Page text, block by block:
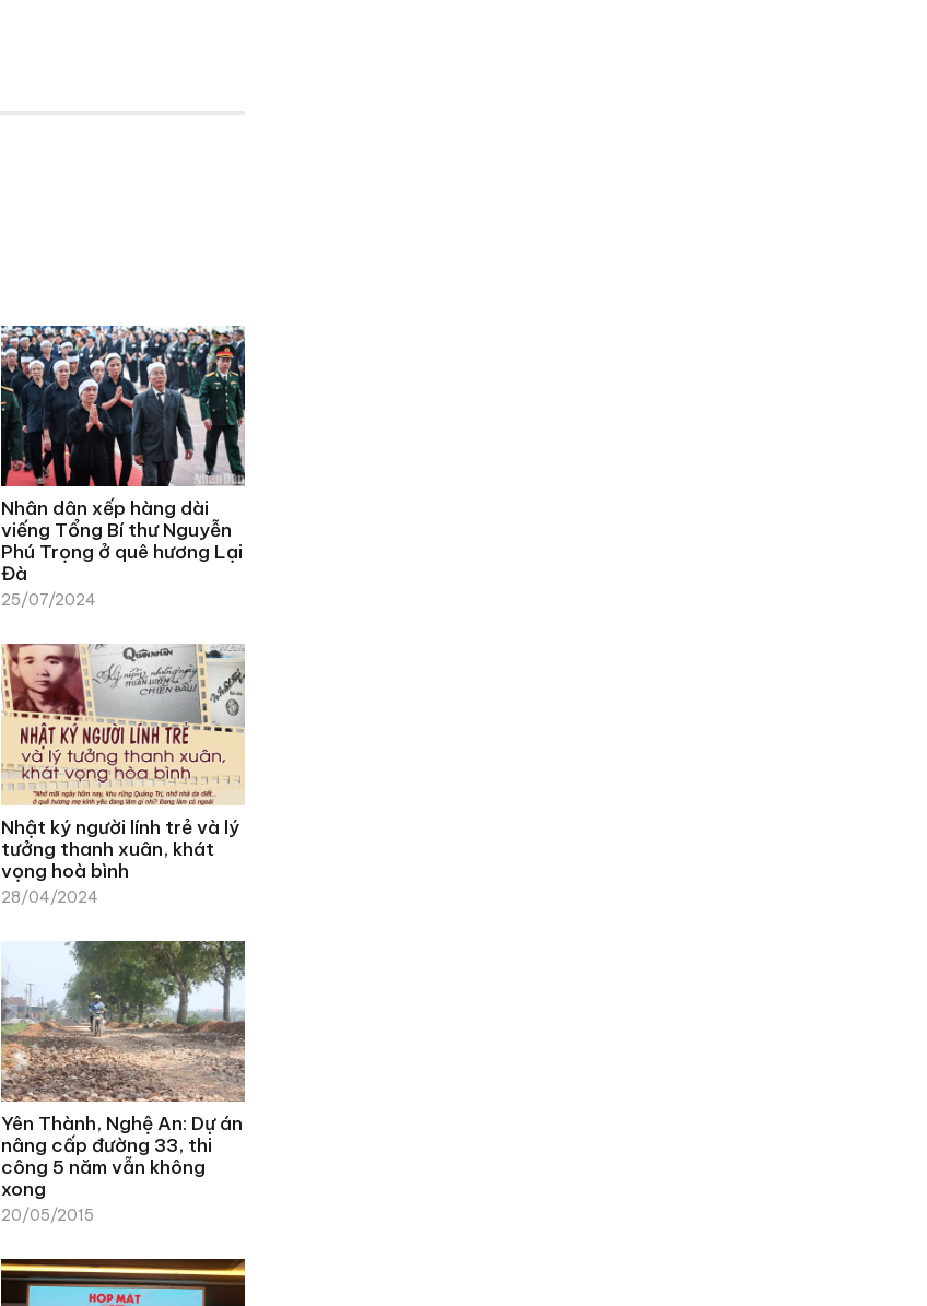
Nhân dân xếp hàng dài
viếng Tổng Bí thư Nguyễn
Phú Trọng ở quê hương Lại
Đà
25/07/2024
Nhật ký người lính trẻ và lý
tưởng thanh xuân, khát
vọng hoà bình
28/04/2024
Yên Thành, Nghệ An: Dự án
nâng cấp đường 33, thi
công 5 năm vẫn không
xong
20/05/2015